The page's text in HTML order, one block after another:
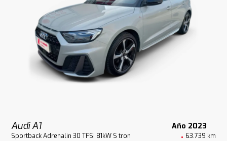
Audi A1 Año 2023
Sportback Adrenalin 30 TFSI 81kW S tron 63.739 km